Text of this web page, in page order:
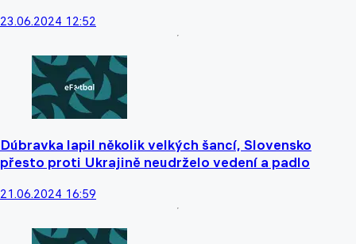
23.06.2024 12:52
Dúbravka lapil několik velkých šancí, Slovensko
přesto proti Ukrajině neudrželo vedení a padlo
21.06.2024 16:59